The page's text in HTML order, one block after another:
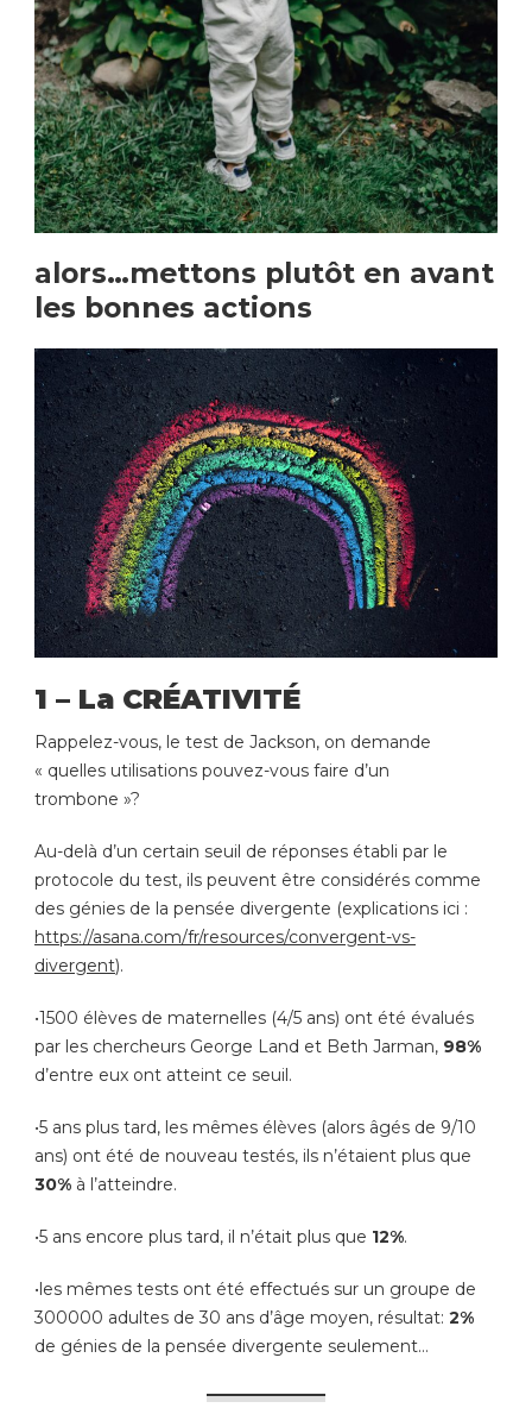
alors…mettons plutôt en avant
les bonnes actions
1 – La CRÉATIVITÉ
Rappelez-vous, le test de Jackson, on demande
« quelles utilisations pouvez-vous faire d’un
trombone »?
Au-delà d’un certain seuil de réponses établi par le
protocole du test, ils peuvent être considérés comme
des génies de la pensée divergente (explications ici :
https://asana.com/fr/resources/convergent-vs-
divergent).
•1500 élèves de maternelles (4/5 ans) ont été évalués
par les chercheurs George Land et Beth Jarman, 98%
d’entre eux ont atteint ce seuil.
•5 ans plus tard, les mêmes élèves (alors âgés de 9/10
ans) ont été de nouveau testés, ils n’étaient plus que
30% à l’atteindre.
•5 ans encore plus tard, il n’était plus que 12%.
•les mêmes tests ont été effectués sur un groupe de
300000 adultes de 30 ans d’âge moyen, résultat: 2%
de génies de la pensée divergente seulement…